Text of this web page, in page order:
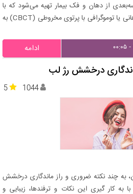
از دهان و فک بیمار تهیه می‌شود که با
استفاده از اسکنرهای داخل دهانی یا توموگرافی با پرتوی مخروطی (CBCT) به
ادامه
5 1044
به چند نکته ضروری و راز ماندگاری درخشش
با به کار گیری این نکات و ترفندها، زیبایی و